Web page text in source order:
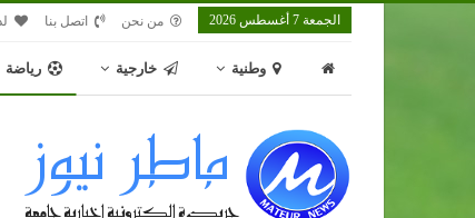
الجمعة 7 أغسطس 2026 من نحن اتصل بنا
وطنية خارجية رياضة